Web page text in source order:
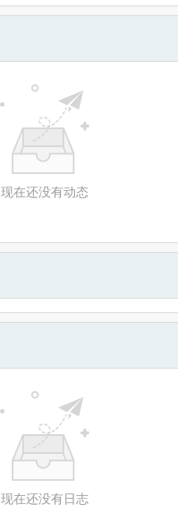
现在还没有动态
现在还没有日志